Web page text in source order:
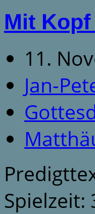
Mit
11.
Jan-
Spielzeit: